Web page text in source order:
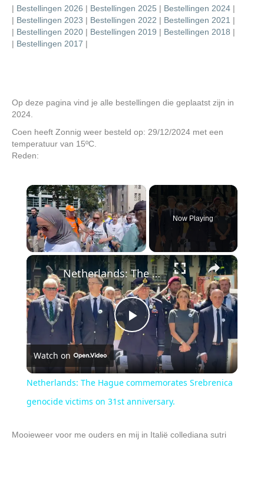
| Bestellingen 2026 | Bestellingen 2025 | Bestellingen 2024 |
| Bestellingen 2023 | Bestellingen 2022 | Bestellingen 2021 |
| Bestellingen 2020 | Bestellingen 2019 | Bestellingen 2018 |
| Bestellingen 2017 |
Op deze pagina vind je alle bestellingen die geplaatst zijn in
2024.
Coen heeft Zonnig weer besteld op: 29/12/2024 met een
temperatuur van 15ºC.
Reden:
×
Unmute
Now Playing
×
P
l
a
y
Netherlands: The Hague commemorates Srebrenica genocide victims on 31st anniversary.
Watch on
Netherlands: The Hague commemorates Srebrenica
genocide victims on 31st anniversary.
Mooieweer voor me ouders en mij in Italië collediana sutri